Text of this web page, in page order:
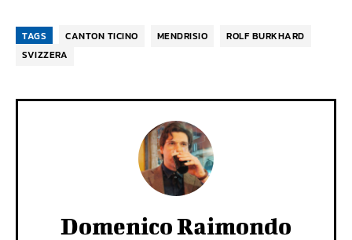
TAGS CANTON TICINO MENDRISIO
ROLF BURKHARD
SVIZZERA
Domenico Raimondo